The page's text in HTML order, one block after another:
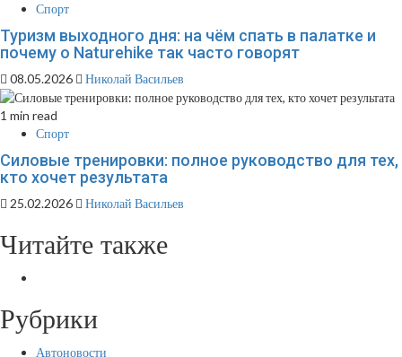
Спорт
Туризм выходного дня: на чём спать в палатке и
почему о Naturehike так часто говорят
08.05.2026 Николай Васильев
1 min read
Спорт
Силовые тренировки: полное руководство для тех,
кто хочет результата
25.02.2026 Николай Васильев
Читайте также
Рубрики
Автоновости